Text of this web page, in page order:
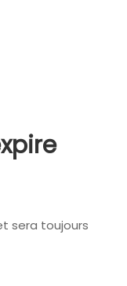
sera toujours